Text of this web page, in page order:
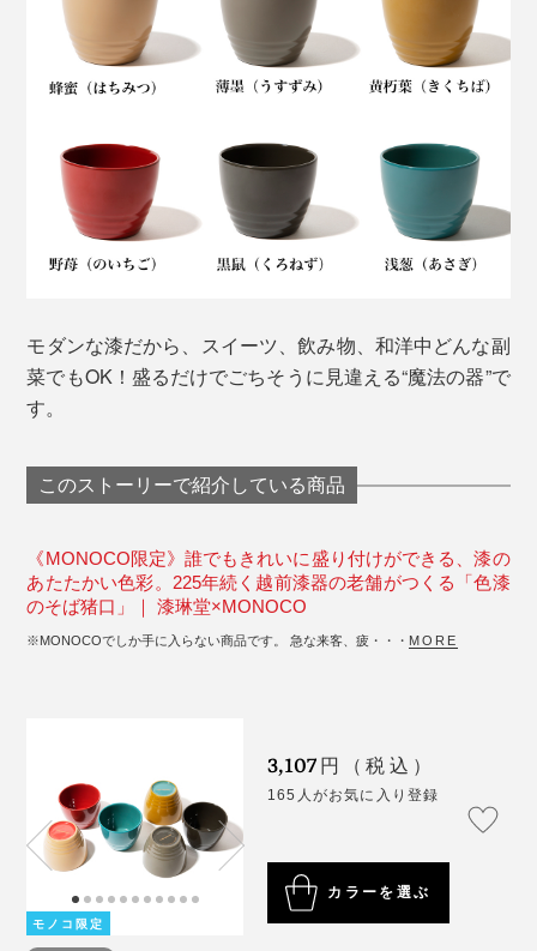
モダンな漆だから、スイーツ、飲み物、和洋中どんな副
菜でもOK！盛るだけでごちそうに見違える“魔法の器”で
す。
このストーリーで紹介している商品
《MONOCO限定》誰でもきれいに盛り付けができる、漆の
あたたかい色彩。225年続く越前漆器の老舗がつくる「色漆
のそば猪口」｜ 漆琳堂×MONOCO
※MONOCOでしか手に入らない商品です。 急な来客、疲・・・ MORE
モノコ限定
3,107 円（税込）
165人がお気に入り登録
カラーを選ぶ